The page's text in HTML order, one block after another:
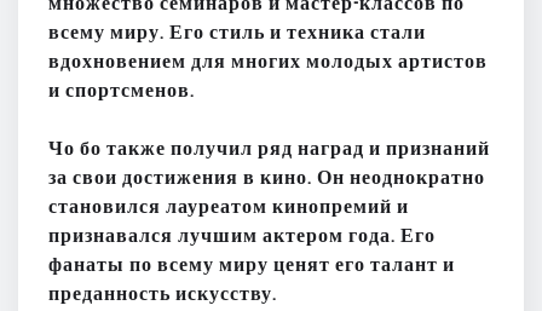
всему миру. Его стиль и техника стали
вдохновением для многих молодых артистов
и спортсменов.
Чо бо также получил ряд наград и признаний
за свои достижения в кино. Он неоднократно
становился лауреатом кинопремий и
признавался лучшим актером года. Его
фанаты по всему миру ценят его талант и
преданность искусству.